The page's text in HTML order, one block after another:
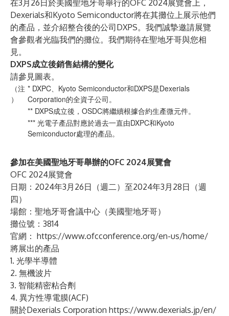
在3月26日於美國聖地牙哥舉行的OFC 2024展覽會上，
Dexerials和Kyoto Semiconductor將在其攤位上展示他們
的產品，並介紹整合後的公司DXPS。我們誠摯邀請展覽
會參觀者光臨我們的攤位。我們期待在聖地牙哥與您相
見。
DXPS成立後銷售結構的變化
請參見圖表。
（注
）
* DXPC、Kyoto Semiconductor和DXPS是Dexerials
Corporation的全資子公司。
** DXPS成立後，OSDC將繼續根據合約生產微元件。
*** 光電子產品對應於過去一直由DXPC和Kyoto
Semiconductor處理的產品。
參加在美國聖地牙哥舉辦的OFC 2024展覽會
OFC 2024展覽會
日期：2024年3月26日（週二）至2024年3月28日（週
四）
場館：聖地牙哥會議中心（美國聖地牙哥）
攤位號：3814
官網： https://www.ofcconference.org/en-us/home/
將展出的產品
1. 光學半導體
2. 無機波片
3. 智能精密粘合劑
4. 異方性導電膜(ACF)
關於Dexerials Corporation https://www.dexerials.jp/en/